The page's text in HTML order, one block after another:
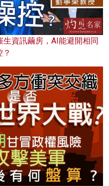
資訊繭房，AI能避開相同